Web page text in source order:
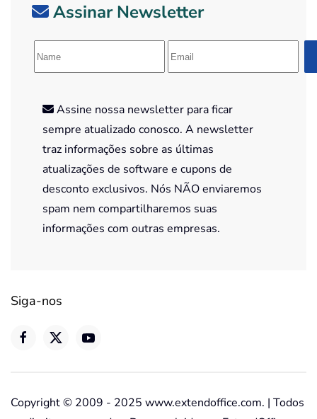
Assinar Newsletter
Assine nossa newsletter para ficar
sempre atualizado conosco. A newsletter
traz informações sobre as últimas
atualizações de software e cupons de
desconto exclusivos. Nós NÃO enviaremos
spam nem compartilharemos suas
informações com outras empresas.
Siga-nos
Copyright © 2009 - 2025 www.extendoffice.com. | Todos